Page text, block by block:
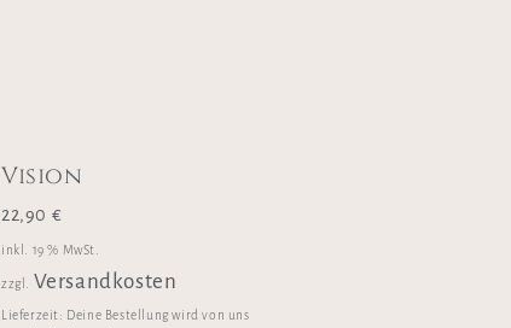
Vision
22,90 €
inkl. 19 % MwSt.
zzgl. Versandkosten
Lieferzeit: Deine Bestellung wird von uns